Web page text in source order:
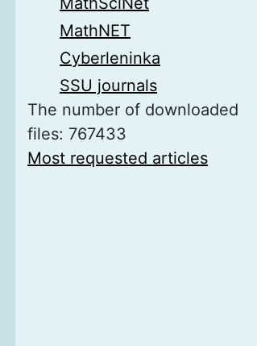
MathNET
Cyberleninka
SSU journals
The number of downloaded
files: 767433
Most requested articles